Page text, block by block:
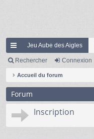
ac
co
ur
ci
Jeu Aube des Aigles
Rechercher Connexion
Accueil du forum
Forum
Inscription